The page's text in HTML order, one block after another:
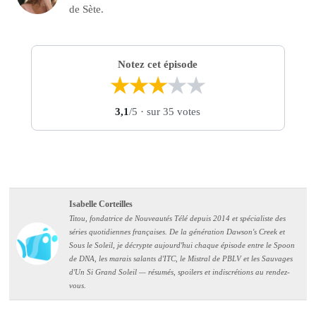
de Sète.
Notez cet épisode
★★★★★
3,1/5 · sur 35 votes
Isabelle Corteilles
Titou, fondatrice de Nouveautés Télé depuis 2014 et spécialiste des
séries quotidiennes françaises. De la génération Dawson's Creek et
Sous le Soleil, je décrypte aujourd'hui chaque épisode entre le Spoon
de DNA, les marais salants d'ITC, le Mistral de PBLV et les Sauvages
d'Un Si Grand Soleil — résumés, spoilers et indiscrétions au rendez-
vous.